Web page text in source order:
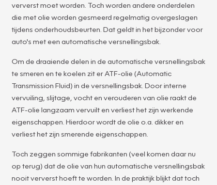
ververst moet worden. Toch worden andere onderdelen
die met olie worden gesmeerd regelmatig overgeslagen
tijdens onderhoudsbeurten. Dat geldt in het bijzonder voor
auto's met een automatische versnellingsbak.
Om de draaiende delen in de automatische versnellingsbak
te smeren en te koelen zit er ATF-olie (Automatic
Transmission Fluid) in de versnellingsbak. Door interne
vervuiling, slijtage, vocht en verouderen van olie raakt de
ATF-olie langzaam vervuilt en verliest het zijn werkende
eigenschappen. Hierdoor wordt de olie o.a. dikker en
verliest het zijn smerende eigenschappen.
Toch zeggen sommige fabrikanten (veel komen daar nu
op terug) dat de olie van hun automatische versnellingsbak
nooit ververst hoeft te worden. In de praktijk blijkt dat toch